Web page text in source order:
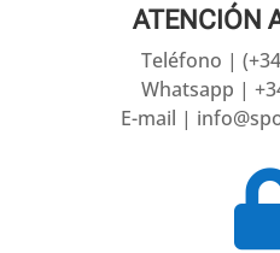
ATENCIÓN
Teléfono |
Whatsapp |
E-mail |